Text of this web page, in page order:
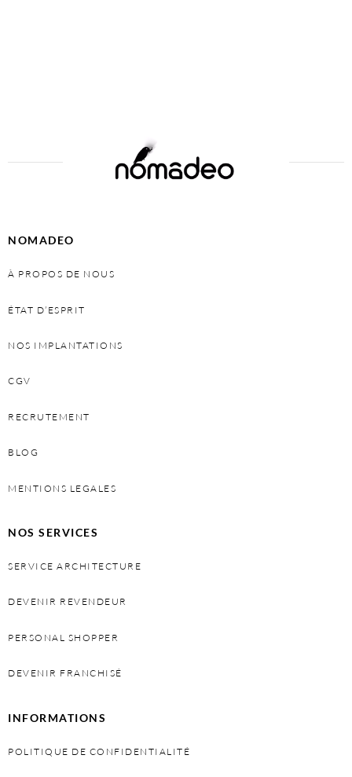
NOMADEO
À PROPOS DE NOUS
ÉTAT D’ESPRIT
NOS IMPLANTATIONS
CGV
RECRUTEMENT
BLOG
MENTIONS LEGALES
NOS SERVICES
SERVICE ARCHITECTURE
DEVENIR REVENDEUR
PERSONAL SHOPPER
DEVENIR FRANCHISÉ
INFORMATIONS
POLITIQUE DE CONFIDENTIALITÉ